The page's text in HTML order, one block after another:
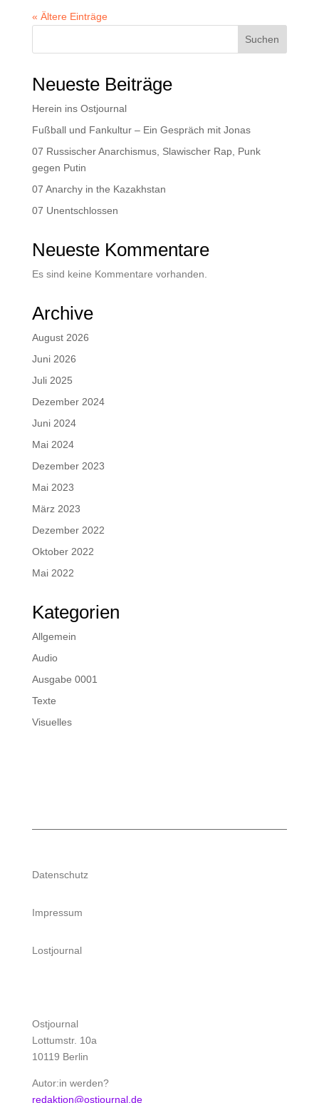
« Ältere Einträge
Suchen
Neueste Beiträge
Herein ins Ostjournal
Fußball und Fankultur – Ein Gespräch mit Jonas
07 Russischer Anarchismus, Slawischer Rap, Punk
gegen Putin
07 Anarchy in the Kazakhstan
07 Unentschlossen
Neueste Kommentare
Es sind keine Kommentare vorhanden.
Archive
August 2026
Juni 2026
Juli 2025
Dezember 2024
Juni 2024
Mai 2024
Dezember 2023
Mai 2023
März 2023
Dezember 2022
Oktober 2022
Mai 2022
Kategorien
Allgemein
Audio
Ausgabe 0001
Texte
Visuelles
Datenschutz
Impressum
Lostjournal
Ostjournal
Lottumstr. 10a
10119 Berlin
Autor:in werden?
redaktion@ostjournal.de